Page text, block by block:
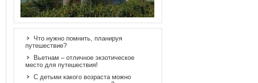
Что нужно помнить, планируя
путешествие?
Вьетнам – отличное экзотическое
место для путешествия!
С детьми какого возраста можно